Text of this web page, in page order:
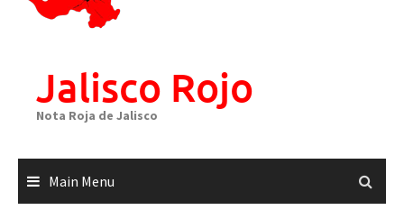
Jalisco Rojo
Nota Roja de Jalisco
Main Menu